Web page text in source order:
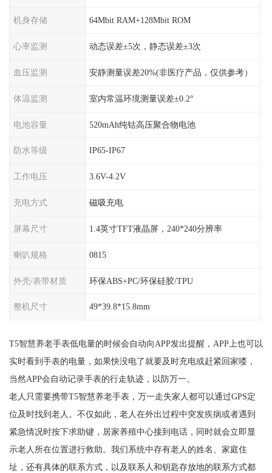
机身存储 64Mbit RAM+128Mbit ROM
心率监测 动态误差±5次，静态误差±3次
血压监测 安静测量误差20%(非医疗产品，仅供参考）
体温监测 室内常温环境测量误差±0.2°
电池容量 520mAh纯钴高压聚合物电池
防水等级 IP65-IP67
工作电压 3.6V-4.2V
充电方式 磁吸充电
屏幕尺寸 1.4英寸TFT液晶屏，240*240分辨率
喇叭规格 0815
外壳/表带材质 环保ABS+PC/环保硅胶/TPU
整机尺寸 49*39.8*15.8mm
T5智慧养老手表低电量的时候会自动向APP发出提醒，APP上也可以
实时看到手表的电量，如果快没电了就要及时充电或赶紧回家喽，
当然APP会自动记录手表的行走轨迹，以防万一。
老人只需要携带T5智慧养老手表，万一走失家人都可以通过GPS定
位及时找到老人。不仅如此，老人在外出过程中突发疾病或者遇到
紧急情况时按下求助键，居家养殖中心接到电话，同时就会立即显
示老人所在位置进行救助。我们系统中存有老人的姓名、家庭住
址，还有具体的联系方式，以及联系人和钥匙存放地的联系方式都